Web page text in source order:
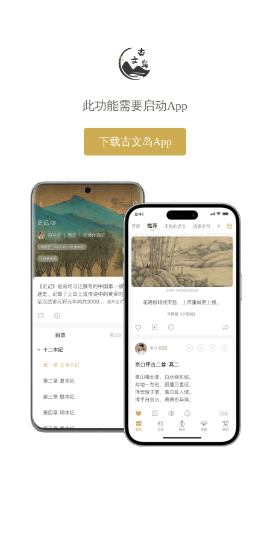
此功能需要启动App
下载古文岛App